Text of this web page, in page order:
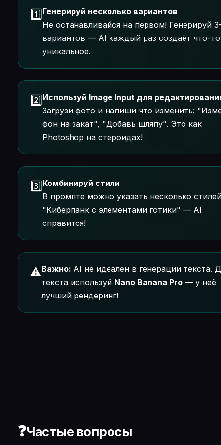
1️⃣Генерируй несколько вариантов
Не останавливайся на первом! Генерируй
вариантов — AI каждый раз создаёт что-то
уникальное.
2️⃣Используй Image Input для
Загрузи фото и напиши что изменить:
фон на закат", "Добавь шляпу". Это как
Photoshop на стероидах!
3️⃣Комбинируй стили
В промпте можно указать несколько
"Киберпанк с элементами готики" — AI
справится!
⚠️Важно: AI не идеален в генерации текста.
текста используй Nano Banana Pro — у неё
лучший рендеринг!
❓Частые вопросы